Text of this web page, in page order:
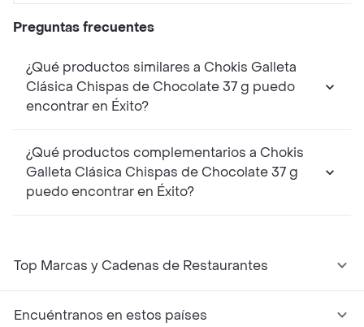
Preguntas frecuentes
¿Qué productos similares a Chokis Galleta
Clásica Chispas de Chocolate 37 g puedo
encontrar en Éxito?
¿Qué productos complementarios a Chokis
Galleta Clásica Chispas de Chocolate 37 g
puedo encontrar en Éxito?
Top Marcas y Cadenas de Restaurantes
Encuéntranos en estos países